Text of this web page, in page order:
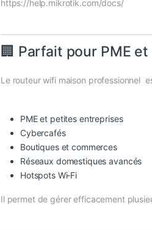
https://help.mikrotik.com/docs/
🏢 Parfait pour PME
Le routeur wifi maison professionnel
PME et petites entreprises
Cybercafés
Boutiques et commerces
Réseaux domestiques avancés
Hotspots Wi‑Fi
Il permet de gérer efficacement